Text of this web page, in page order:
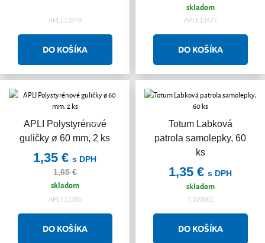
APLI.13279
skladom
APLI.13477
APLI Polystyrénové
guličky ø 60 mm, 2 ks
Akcia
1,35 € s DPH
1,65 €
skladom
APLI.13280
Totum Labková
patrola samolepky, 60
ks
1,35 € s DPH
skladom
T.100661